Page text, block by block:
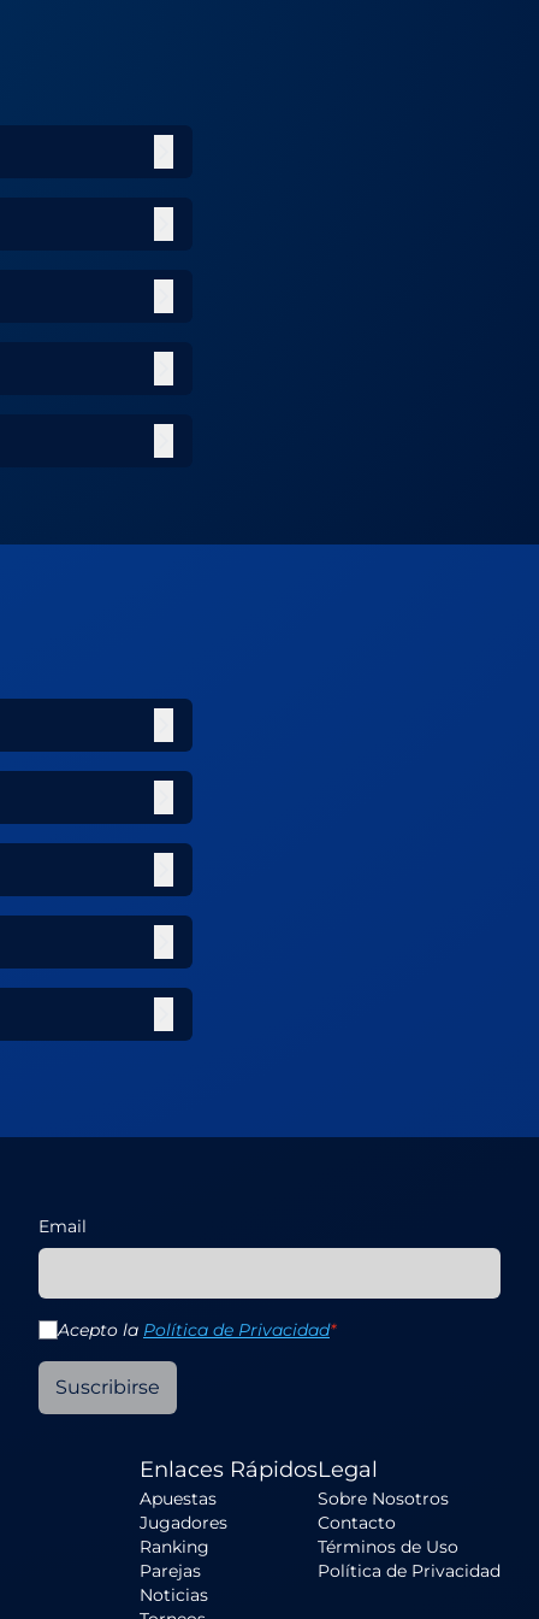
Email
Acepto la Política de Privacidad*
Suscribirse
Enlaces Rápidos
Apuestas
Jugadores
Ranking
Parejas
Noticias
Legal
Sobre Nosotros
Contacto
Términos de Uso
Política de Privacidad